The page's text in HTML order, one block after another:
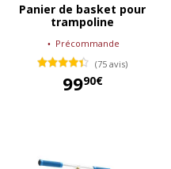
Panier de basket pour
trampoline
Précommande
(75 avis)
9990€